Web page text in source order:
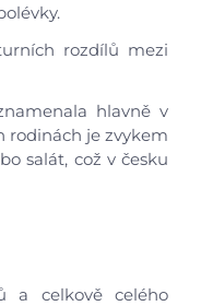
rozdílů mezi
hlavně v
rodinách je zvykem
salát, což v česku
a celkově celého